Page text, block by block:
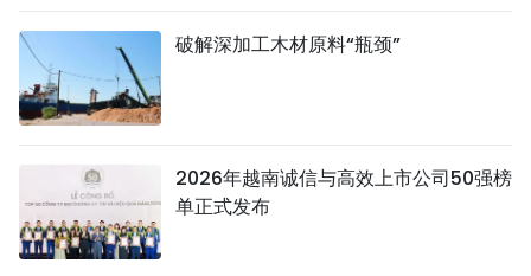
破解深加工木材原料“瓶颈”
2026年越南诚信与高效上市公司50强榜
单正式发布